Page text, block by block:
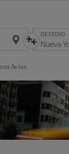
DESTINO
Avios